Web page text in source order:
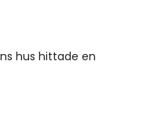
hus hittade en